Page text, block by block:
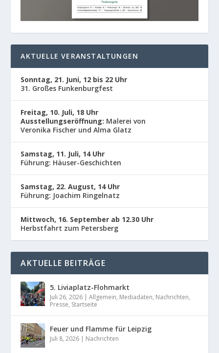
AKTUELLE VERANSTALTUNGEN
Sonntag, 21. Juni, 12 bis 22 Uhr
31. Großes Funkenburgfest
Freitag, 10. Juli, 18 Uhr
Ausstellungseröffnung: Malerei von
Veronika Fischer und Alma Glatz
Samstag, 11. Juli, 14 Uhr
Führung: Häuser-Geschichten
Samstag, 22. August, 14 Uhr
Führung: Joachim Ringelnatz
Mittwoch, 16. September ab 12.30 Uhr
Herbstfahrt zum Petersberg
AKTUELLE BEITRÄGE
5. Liviaplatz-Flohmarkt
Juli 26, 2026 |Allgemein, Mediadaten, Nachrichten,
Presse, Startseite
Feuer und Flamme für Leipzig
Juli 8, 2026 | Nachrichten